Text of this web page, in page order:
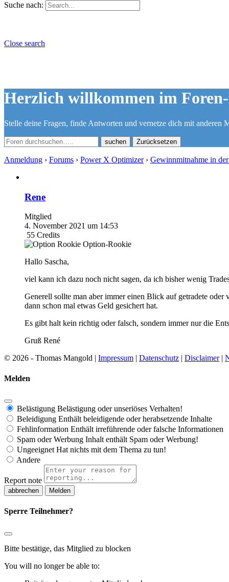
Suche nach:
Close search
Herzlich willkommen im
Stelle deine Fragen, finde Antworten und vernetze dich mit anderen
Zurücksetzen
Anmeldung › Forums › Power X Optimizer › Gewinnmitnahme in
Rene
Mitglied
4. November 2021 um 14:53
55 Credits
Option-Rookie
Hallo Sascha,
viel kann ich dazu noch nicht sagen, da ich bisher wenig
Generell sollte man aber immer einen Blick auf getradete
dann schon mal etwas Geld gesichert hat.
Es gibt halt kein richtig oder falsch, sondern immer nur die
Gruß René
© 2026 - Thomas Mangold | Impressum | Datenschutz | Disclaimer|
Melden
Belästigung Belästigung oder unseriöses Verhalten!
Beleidigung Enthält beleidigende oder herabsetzende Inhalte
Fehlinformation Enthält irreführende oder falsche Informationen
Spam oder Werbung Inhalt enthält Spam oder Werbung!
Ungeeignet Hat nichts mit dem Thema zu tun!
Andere
Report note
Melden
Sperre Teilnehmer?
Bitte bestätige, das Mitglied zu blocken
You will no longer be able to: